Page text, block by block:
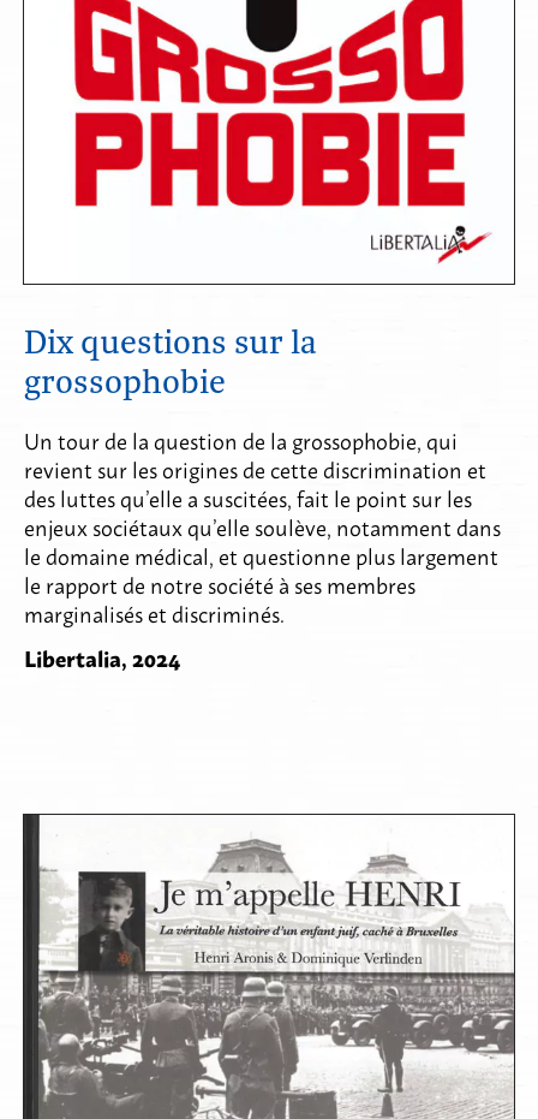
Dix questions sur la
grossophobie
Un tour de la question de la grossophobie, qui
revient sur les origines de cette discrimination et
des luttes qu’elle a suscitées, fait le point sur les
enjeux sociétaux qu’elle soulève, notamment dans
le domaine médical, et questionne plus largement
le rapport de notre société à ses membres
marginalisés et discriminés.
Libertalia, 2024